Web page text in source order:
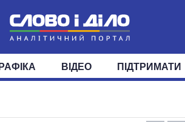
ВІДЕО ПІДТРИМАТИ